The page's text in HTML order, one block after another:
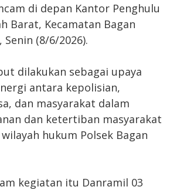
di depan Kantor Penghulu
Barat, Kecamatan Bagan
Senin (8/6/2026).
dilakukan sebagai upaya
antara kepolisian,
dan masyarakat dalam
dan ketertiban masyarakat
hukum Polsek Bagan
kegiatan itu Danramil 03